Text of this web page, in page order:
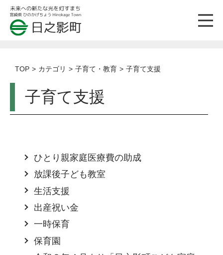
TOP カテゴリ 子育て・教育 子育て支援
子育て支援
ひとり親家庭医療費の助成
放課後子ども教室
生活支援
出産祝い金
一時保育
保育園